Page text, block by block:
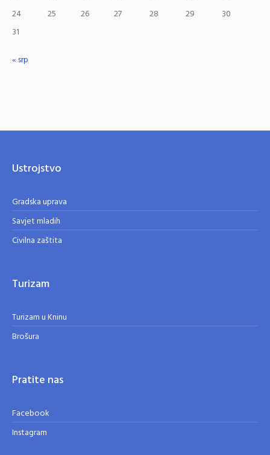
24
25 26 27 28 29
30
31
« srp
Ustrojstvo
Gradska uprava
Savjet mladih
Civilna zaštita
Turizam
Turizam u Kninu
Brošura
Pratite nas
Facebook
Instagram